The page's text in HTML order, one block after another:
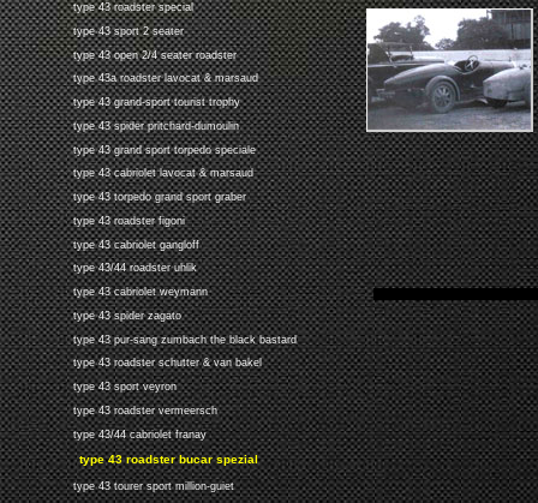
type 43 roadster special
type 43 sport 2 seater
type 43 open 2/4 seater roadster
type 43a roadster lavocat & marsaud
type 43 grand-sport tourist trophy
type 43 spider pritchard-dumoulin
type 43 grand sport torpedo speciale
type 43 cabriolet lavocat & marsaud
type 43 torpedo grand sport graber
type 43 roadster figoni
type 43 cabriolet gangloff
type 43/44 roadster uhlik
type 43 cabriolet weymann
type 43 spider zagato
type 43 pur-sang zumbach the black bastard
type 43 roadster schutter & van bakel
type 43 sport veyron
type 43 roadster vermeersch
type 43/44 cabriolet franay
type 43 roadster bucar spezial
type 43 tourer sport million-guiet